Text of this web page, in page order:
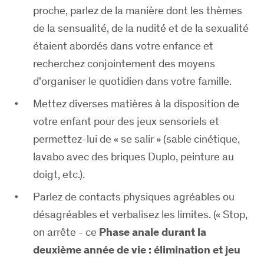
proche, parlez de la manière dont les thèmes
de la sensualité, de la nudité et de la sexualité
étaient abordés dans votre enfance et
recherchez conjointement des moyens
d'organiser le quotidien dans votre famille.
Mettez diverses matières à la disposition de
votre enfant pour des jeux sensoriels et
permettez-lui de « se salir » (sable cinétique,
lavabo avec des briques Duplo, peinture au
doigt, etc.).
Parlez de contacts physiques agréables ou
désagréables et verbalisez les limites. (« Stop,
on arrête - ce Phase anale durant la
deuxième année de vie : élimination et jeu